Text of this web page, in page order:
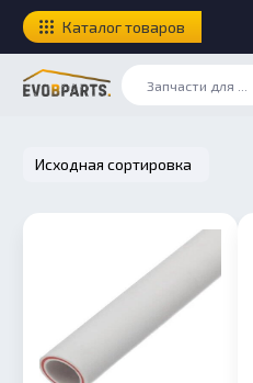
Каталог товаров